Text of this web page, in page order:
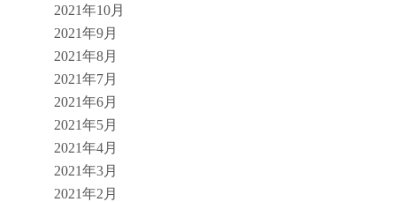
2021年10月
2021年9月
2021年8月
2021年7月
2021年6月
2021年5月
2021年4月
2021年3月
2021年2月